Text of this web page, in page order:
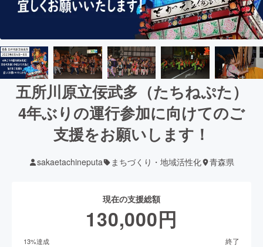
五所川原立佞武多（たちねぷた）
4年ぶりの運行参加に向けてのご
支援をお願いします！
sakaetachineputa まちづくり・地域活性化 青森県
現在の支援総額
130,000円
13%達成 終了